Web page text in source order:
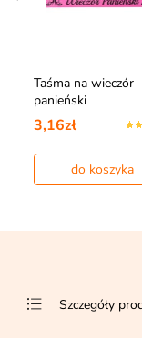
Taśma na wieczór
panieński
3,16zł
do koszyka
Szczegóły